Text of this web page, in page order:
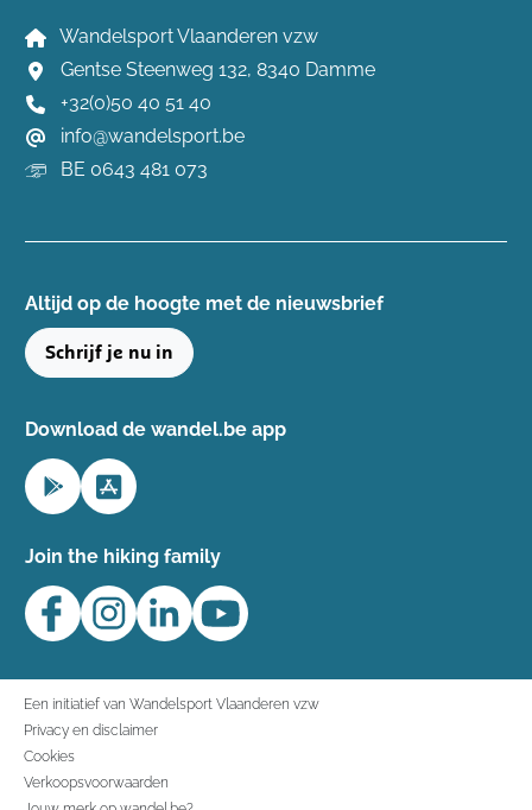
Wandelsport Vlaanderen vzw
Gentse Steenweg 132, 8340 Damme
+32(0)50 40 51 40
info@wandelsport.be
BE 0643 481 073
Altijd op de hoogte ​met de nieuwsbrief
Schrijf je nu in
Download de wandel.be app
Join the hiking family
Een initiatief van Wandelsport Vlaanderen vzw
Privacy en disclaimer
Cookies
Verkoopsvoorwaarden